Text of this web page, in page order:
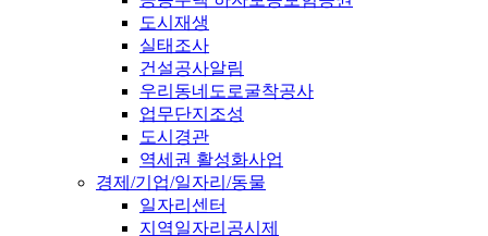
도시재생
실태조사
건설공사알림
우리동네도로굴착공사
업무단지조성
도시경관
역세권 활성화사업
경제/기업/일자리/동물
일자리센터
지역일자리공시제